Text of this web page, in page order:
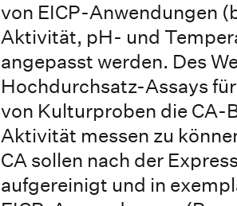
von EICP-Anwendungen
Aktivität, pH- und
angepasst werden. Des
Hochdurchsatz-Assays
von Kulturproben die CA-
Aktivität messen zu
CA sollen nach der
aufgereinigt und in